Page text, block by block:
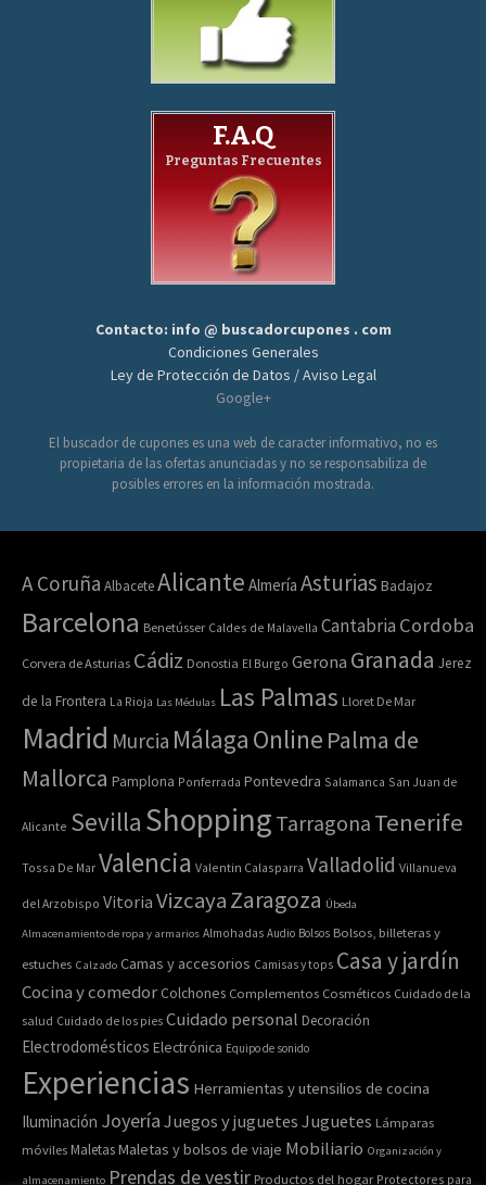
F.A.Q
Preguntas Frecuentes
Contacto: info @ buscadorcupones . com
Condiciones Generales
Ley de Protección de Datos / Aviso Legal
Google+
El buscador de cupones es una web de caracter informativo, no es
propietaria de las ofertas anunciadas y no se responsabiliza de
posibles errores en la información mostrada.
A Coruña AlbaceteAlicante Almería Asturias Badajoz
Barcelona Benetússer Caldes de Malavella Cantabria Cordoba
Corvera de Asturias Cádiz Donostia El Burgo Gerona Granada Jerez
de la Frontera La Rioja Las Médulas Las Palmas Lloret De Mar
Madrid Murcia Málaga Online Palma de
Mallorca Pamplona Ponferrada Pontevedra Salamanca San Juan de
Alicante Sevilla Shopping Tarragona Tenerife
Tossa De Mar Valencia Valentin Calasparra Valladolid Villanueva
del Arzobispo Vitoria VizcayaZaragoza Úbeda
Almacenamiento de ropa y armarios Almohadas Audio Bolsos Bolsos, billeteras y
estuches Calzado Camas y accesorios Camisas y tops Casa y jardín
Cocina y comedor Colchones Complementos Cosméticos Cuidado de la
salud Cuidado de los pies Cuidado personal Decoración
Electrodomésticos Electrónica Equipo de sonido
Experiencias Herramientas y utensilios de cocina
Iluminación Joyería Juegos y juguetes Juguetes Lámparas
móviles MaletasMaletas y bolsos de viaje Mobiliario Organización y
almacenamiento Prendas de vestir Productos del hogar Protectores para